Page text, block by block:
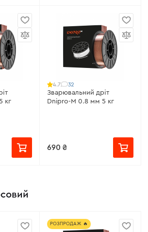
кг
4.7 32
Зварювальний дріт
Dnipro-M 0.8 мм 5 кг
690 ₴
РОЗПРОДАЖ 🔥